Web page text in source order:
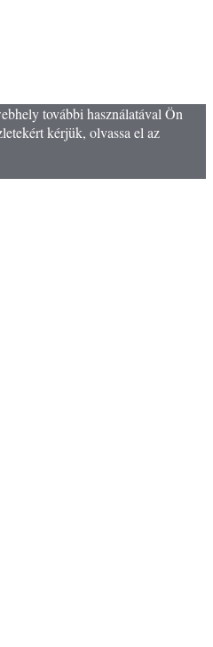
további használatával Ön
kérjük, olvassa el az